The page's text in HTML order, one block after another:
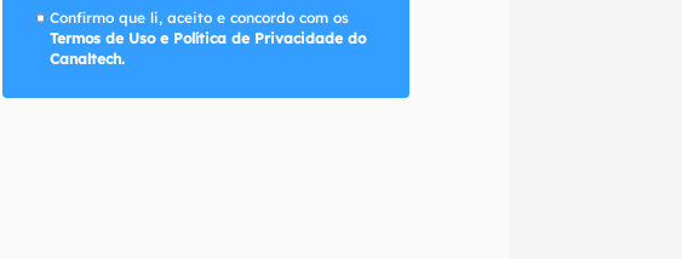
Confirmo que li, aceito e concordo com os
Termos de Uso e Política de Privacidade do
Canaltech.